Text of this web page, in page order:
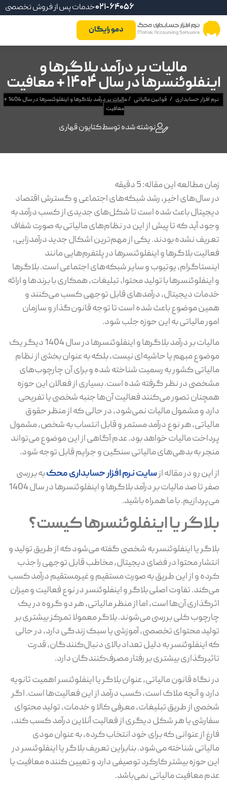
خدمات پس از فروش تخصصی021-64056
دمو رایگان
مالیات بر درآمد بلاگرها و
اینفلوئنسرها در سال 1404 + معافیت
نرم افزار حسابداری / قوانین مالیاتی /
مالیات بر درآمد بلاگرها و اینفلوئنسرها در سال 1404 +
معافیت
نوشته شده توسطکتایون قهاری
زمان مطالعه این مقاله:5دقیقه
در سال‌های اخیر، رشد شبکه‌های اجتماعی و گسترش اقتصاد
دیجیتال باعث شده است تا شکل‌های جدیدی از کسب درآمد به
وجود آید که تا پیش از این در نظام‌های مالیاتی به صورت شفاف
تعریف نشده بودند. یکی از مهم‌ترین اشکال جدید درآمدزایی،
فعالیت بلاگرها و اینفلوئنسرها در پلتفرم‌هایی مانند
اینستاگرام، یوتیوب و سایر شبکه‌های اجتماعی است. بلاگرها
و اینفلوئنسرها با تولید محتوا، تبلیغات، همکاری با برندها و ارائه
خدمات دیجیتال، درآمدهای قابل توجهی کسب می‌کنند و
همین موضوع باعث شده است تا توجه قانون‌گذار و سازمان
امور مالیاتی به این حوزه جلب شود.
مالیات بر درآمد بلاگرها و اینفلوئنسرها در سال 1404 دیگر یک
موضوع مبهم یا حاشیه‌ای نیست، بلکه به عنوان بخشی از نظام
مالیاتی کشور به رسمیت شناخته شده و برای آن چارچوب‌های
مشخصی در نظر گرفته شده است. بسیاری از فعالان این حوزه
همچنان تصور می‌کنند فعالیت آن‌ها جنبه شخصی یا تفریحی
دارد و مشمول مالیات نمی‌شود، در حالی که از منظر حقوق
مالیاتی، هر نوع درآمد مستمر و قابل انتساب به شخص، مشمول
پرداخت مالیات خواهد بود. عدم آگاهی از این موضوع می‌تواند
منجر به بدهی‌های مالیاتی سنگین و جرایم قابل توجه شود.
از این رو در مقاله ازسایت نرم افزار حسابداری محکبه بررسی
صفر تا صد مالیات بر درآمد بلاگرها و اینفلوئنسرها در سال 1404
می‌پردازیم. با ما همراه باشید.
بلاگر یا اینفلوئنسرها کیست؟
بلاگر یا اینفلوئنسر به شخصی گفته می‌شود که از طریق تولید و
انتشار محتوا در فضای دیجیتال، مخاطب قابل توجهی را جذب
کرده و از این طریق به صورت مستقیم و غیرمستقیم درآمد کسب
می‌کند. تفاوت اصلی بلاگر و اینفلوئنسر در نوع فعالیت و میزان
اثرگذاری آن‌ها است، اما از منظر مالیاتی، هر دو گروه در یک
چارچوب کلی بررسی می‌شوند. بلاگر معمولا تمرکز بیشتری بر
تولید محتوای تخصصی، آموزشی یا سبک زندگی دارد، در حالی
که اینفلوئنسر به دلیل تعداد بالای دنبال‌کنندگان، قدرت
تاثیرگذاری بیشتری بر رفتار مصرف‌کنندگان دارد.
در نگاه قانون مالیاتی، عنوان بلاگر یا اینفلوئنسر اهمیت ثانویه
دارد و آنچه ملاک است، کسب درآمد از این فعالیت‌ها است. اگر
شخصی از طریق تبلیغات، معرفی کالا و خدمات، تولید محتوای
سفارشی یا هر شکل دیگری از فعالیت آنلاین درآمد کسب کند،
فارغ از عنوانی که برای خود انتخاب کرده، به عنوان مودی
مالیاتی شناخته می‌شود. بنابراین تعریف بلاگر یا اینفلوئنسر در
این حوزه بیشتر کارکرد توصیفی دارد و تعیین کننده معافیت یا
عدم معافیت مالیاتی نمی‌باشد.